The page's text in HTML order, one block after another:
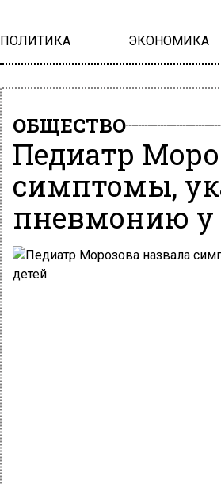
ПОЛИТИКА ЭКОНОМИКА
ОБЩЕСТВО
Педиатр
симптомы,
пневмонию у